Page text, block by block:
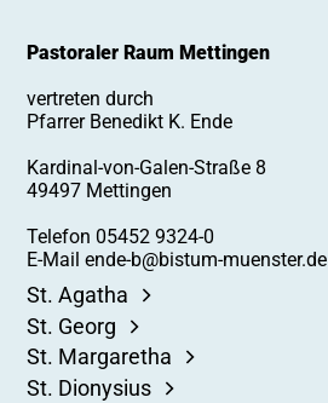
Pastoraler Raum Mettingen
vertreten durch
Pfarrer Benedikt K. Ende
Kardinal-von-Galen-Straße 8
49497 Mettingen
Telefon 05452 9324-0
E-Mail ende-b@bistum-muenster.de
St. Agatha
St. Georg
St. Margaretha
St. Dionysius